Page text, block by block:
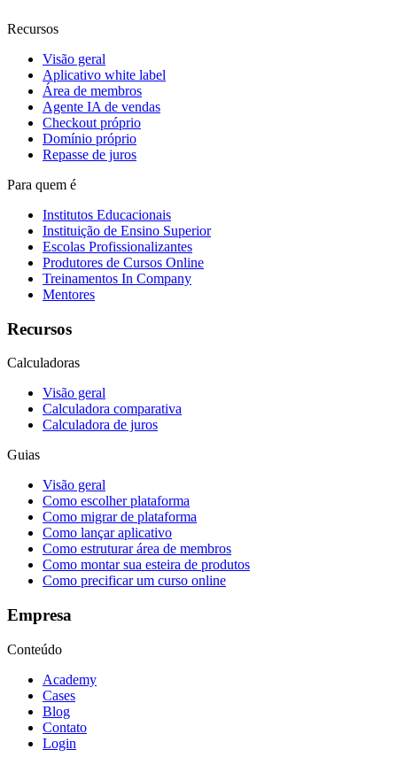
Recursos
Visão geral
Aplicativo white label
Área de membros
Agente IA de vendas
Checkout próprio
Domínio próprio
Repasse de juros
Para quem é
Institutos Educacionais
Instituição de Ensino Superior
Escolas Profissionalizantes
Produtores de Cursos Online
Treinamentos In Company
Mentores
Recursos
Calculadoras
Visão geral
Calculadora comparativa
Calculadora de juros
Guias
Visão geral
Como escolher plataforma
Como migrar de plataforma
Como lançar aplicativo
Como estruturar área de membros
Como montar sua esteira de produtos
Como precificar um curso online
Empresa
Conteúdo
Academy
Cases
Blog
Contato
Login